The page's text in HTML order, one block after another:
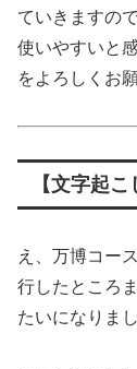
ていきますので
使いやすいと
をよろしくお
【文字起こ
え、万博コー
行したところ
たいになりまし